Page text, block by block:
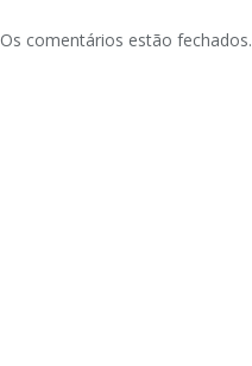
Os comentários estão fechados.